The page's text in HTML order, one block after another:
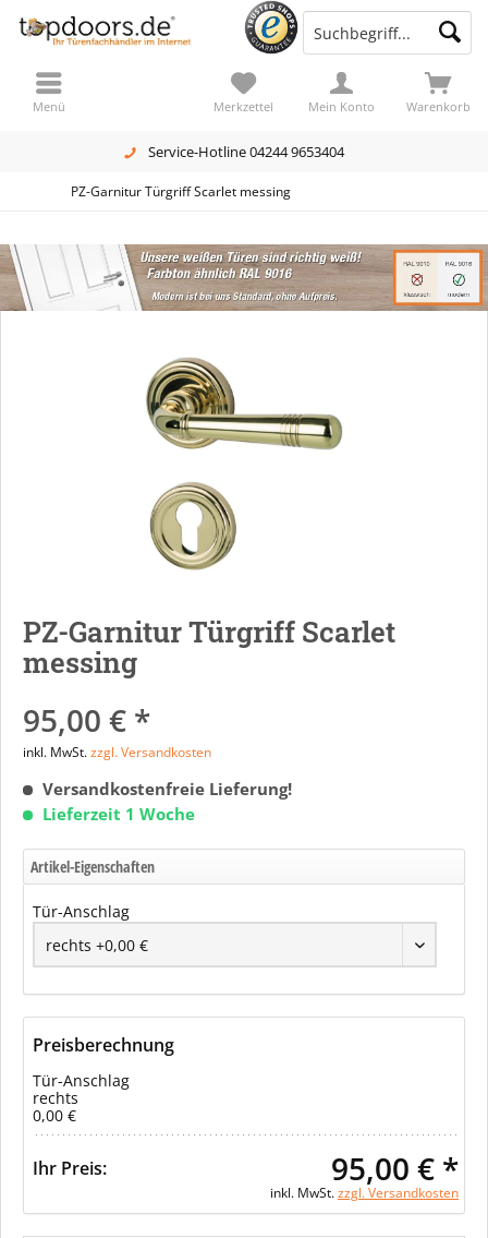
Service-Hotline 04244 9653404
Warenkorb
Merkzettel Mein Konto
Menü
PZ-Garnitur Türgriff Scarlet messing
PZ-Garnitur Türgriff Scarlet
messing
95,00 € *
inkl. MwSt.zzgl. Versandkosten
Versandkostenfreie Lieferung!
Lieferzeit 1 Woche
Artikel-Eigenschaften
Tür-Anschlag
Preisberechnung
Tür-Anschlag
rechts
0,00 €
Ihr Preis: 95,00 € *
inkl. MwSt.zzgl. Versandkosten